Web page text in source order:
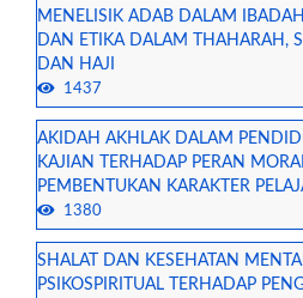
MENELISIK ADAB DALAM
DAN ETIKA DALAM THAHARAH,
DAN HAJI
1437
AKIDAH AKHLAK DALAM
KAJIAN TERHADAP PERAN
PEMBENTUKAN KARAKTER
1380
SHALAT DAN KESEHATAN
PSIKOSPIRITUAL TERHADAP